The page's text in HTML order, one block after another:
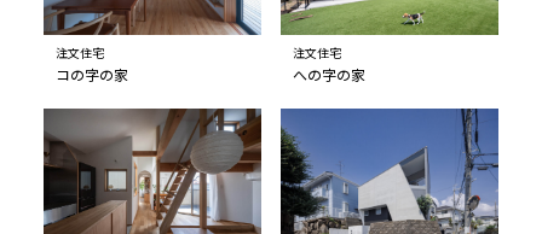
注文住宅
コの字の家
注文住宅
への字の家